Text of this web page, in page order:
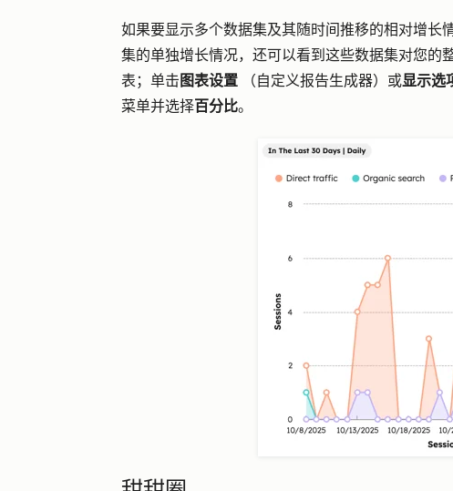
如果要显示多个数据集及其随时间推移的相对增长
集的单独增长情况，还可以看到这些数据集对您的
表；单击 图表设置 （自定义报告生成器）或显示选
菜单并选择百分比。